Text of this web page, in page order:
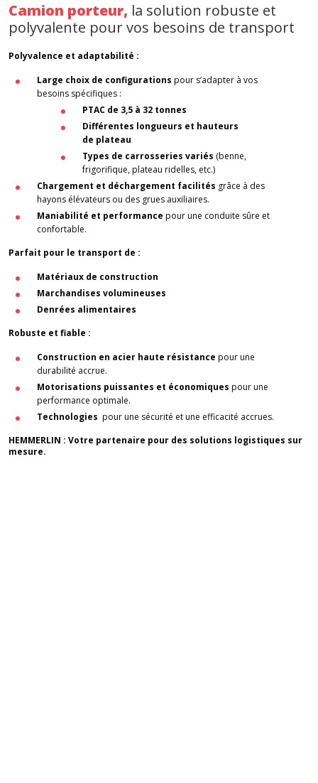
Camion porteur, la solution robuste et
polyvalente pour vos besoins de transport
Polyvalence et adaptabilité :
Large choix de configurations pour s’adapter à vos
besoins spécifiques :
PTAC de 3,5 à 32 tonnes
Différentes longueurs et hauteurs
de plateau
Types de carrosseries variés (benne,
frigorifique, plateau ridelles, etc.)
Chargement et déchargement facilités grâce à des
hayons élévateurs ou des grues auxiliaires.
Maniabilité et performance pour une conduite sûre et
confortable.
Parfait pour le transport de :
Matériaux de construction
Marchandises volumineuses
Denrées alimentaires
Robuste et fiable :
Construction en acier haute résistance pour une
durabilité accrue.
Motorisations puissantes et économiques pour une
performance optimale.
Technologies pour une sécurité et une efficacité accrues.
HEMMERLIN : Votre partenaire pour des solutions logistiques sur
mesure.